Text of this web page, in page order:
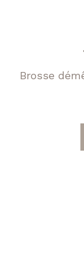
Brosse